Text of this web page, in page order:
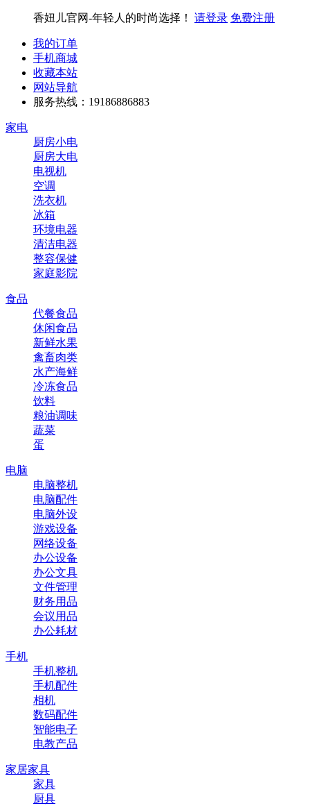
香妞儿官网-年轻人的时尚选择！ 请登录 免费注册
我的订单
手机商城
收藏本站
网站导航
服务热线：19186886883
家电
厨房小电
厨房大电
电视机
空调
洗衣机
冰箱
环境电器
清洁电器
整容保健
家庭影院
食品
代餐食品
休闲食品
新鲜水果
禽畜肉类
水产海鲜
冷冻食品
饮料
粮油调味
蔬菜
蛋
电脑
电脑整机
电脑配件
电脑外设
游戏设备
网络设备
办公设备
办公文具
文件管理
财务用品
会议用品
办公耗材
手机
手机整机
手机配件
相机
数码配件
智能电子
电教产品
家居家具
家具
厨具